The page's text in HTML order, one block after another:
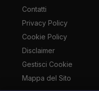
Contatti
Privacy Policy
Cookie Policy
Disclaimer
Gestisci Cookie
Mappa del Sito